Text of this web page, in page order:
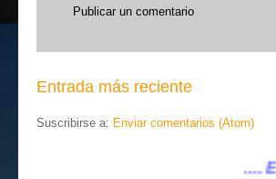
Publicar un comentario
Entrada más reciente
Suscribirse a: Enviar comentarios (Atom)
.... EL ESLABÓN VILLENA ...